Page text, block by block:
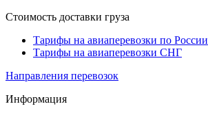
Стоимость доставки груза
Тарифы на авиаперевозки по России
Тарифы на авиаперевозки СНГ
Направления перевозок
Информация